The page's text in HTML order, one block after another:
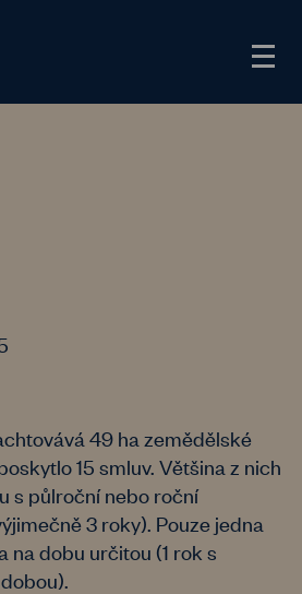
49 ha zemědělské
15 smluv. Většina z nich
s půlroční nebo roční
3 roky). Pouze jedna
na dobu určitou (1 rok s